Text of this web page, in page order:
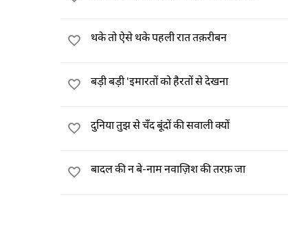
थके तो ऐसे थके पहली रात तक़रीबन
बड़ी बड़ी 'इमारतों को हैरतों से देखना
दुनिया तुझ से चँद बूंदों की सवाली क्यों
बादल की न बे-नाम नवाज़िश की तरफ़ जा